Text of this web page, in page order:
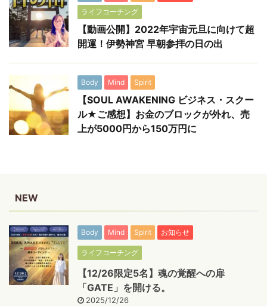
ライフコーチング
【動画公開】2022年宇宙元旦に向けて超
開運！伊勢神宮 早朝参拝の日の出
Body Mind Spirit
【SOUL AWAKENING ビジネス・スクー
ル★ご感想】お金のブロックが外れ、売
上が5000円から150万円に
NEW
Body Mind Spirit お知らせ
ライフコーチング
【12/26限定5名】魂の覚醒への扉
「GATE」を開ける。
2025/12/26